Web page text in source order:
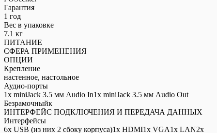
Гарантия
1 год
Вес в упаковке
7.1 кг
ПИТАНИЕ
СФЕРА ПРИМЕНЕНИЯ
ОПЦИИ
Крепление
настенное, настольное
Аудио-порты
1x miniJack 3.5 мм Audio In1x miniJack 3.5 мм Audio Out
Безрамочныйк
ИНТЕРФЕЙС ПОДКЛЮЧЕНИЯ И ПЕРЕДАЧА ДАННЫХ
Интерфейсы
6x USB (из них 2 сбоку корпуса)1x HDMI1x VGA1x LAN2x